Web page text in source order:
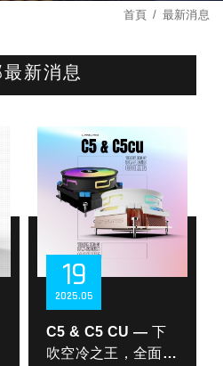
首頁 最新消息
新消息
19
05
2025
C5 & C5 CU — 下
吹空冷之王，全面進